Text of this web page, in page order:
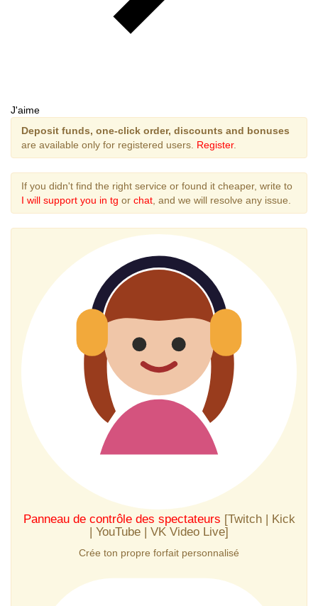
Deposit funds, one-click order, discounts and bonuses
are available only for registered users.Register.
If you didn't find the right service or found it cheaper, write to
I will support you in tgor chat, and we will resolve any issue.
Panneau de contrôle des spectateurs
| YouTube | VK Video Live]